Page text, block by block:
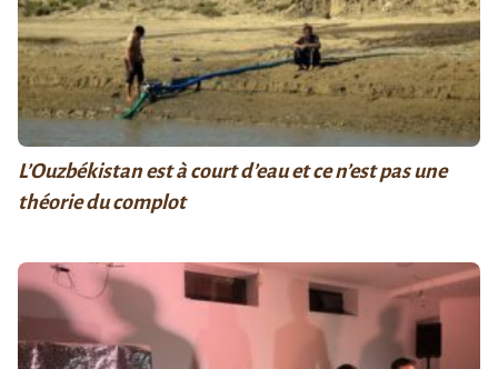
L’Ouzbékistan est à court d’eau et ce n’est pas une
théorie du complot